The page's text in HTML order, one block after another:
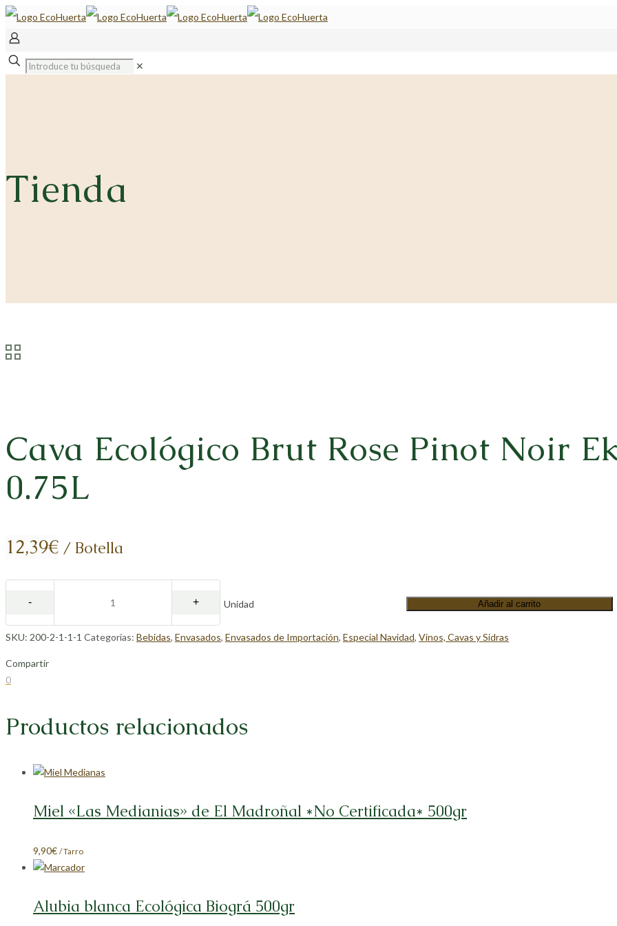
✕
Tienda
Cava Ecológico Brut Rose Pinot Noir
0.75L
12,39€ / Botella
Unidad Añadir al carrito
SKU: 200-2-1-1-1 Categorías: Bebidas, Envasados, Envasados de Importación, Especial Navidad, Vinos, Cavas y Sidras
Compartir
Compartir
Compartir
Compartir
Compartir
0
Productos relacionados
Miel «Las Medianias» de El Madroñal *No Certificada* 500gr
9,90€ / Tarro
Alubia blanca Ecológica Biográ 500gr